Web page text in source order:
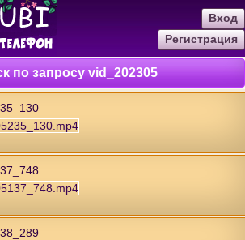
Вход
Регистрация
по запросу vid_202305